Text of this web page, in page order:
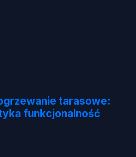
tarasowe:
funkcjonalność